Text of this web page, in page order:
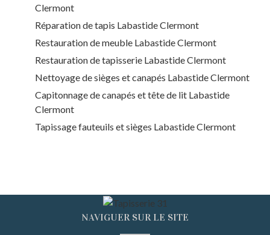
Clermont
Réparation de tapis Labastide Clermont
Restauration de meuble Labastide Clermont
Restauration de tapisserie Labastide Clermont
Nettoyage de sièges et canapés Labastide Clermont
Capitonnage de canapés et tête de lit Labastide
Clermont
Tapissage fauteuils et sièges Labastide Clermont
NAVIGUER SUR LE SITE